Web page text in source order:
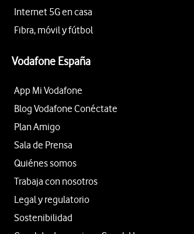
Internet 5G en casa
Fibra, móvil y fútbol
Vodafone España
App Mi Vodafone
Blog Vodafone Conéctate
Plan Amigo
Sala de Prensa
Quiénes somos
Trabaja con nosotros
Legal y regulatorio
Sostenibilidad